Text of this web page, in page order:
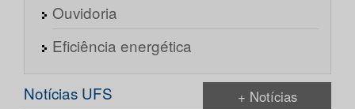
Ouvidoria
Eficiência energética
Notícias UFS + Notícias